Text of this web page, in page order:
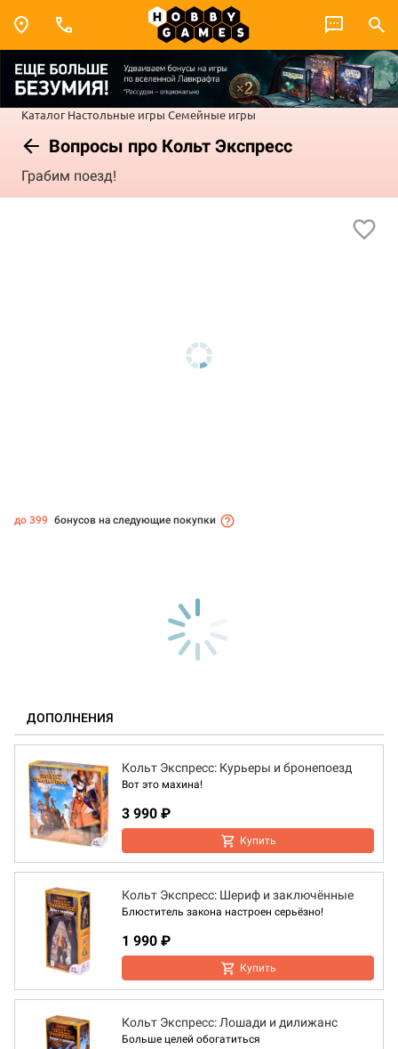
Каталог Настольные игры Семейные игры
Вопросы про Кольт Экспресс
Грабим поезд!
до 399 бонусов на следующие покупки
ДОПОЛНЕНИЯ
Кольт Экспресс: Курьеры и бронепоезд
Вот это махина!
3 990 ₽
Купить
Кольт Экспресс: Шериф и заключённые
Блюститель закона настроен серьёзно!
1 990 ₽
Купить
Кольт Экспресс: Лошади и дилижанс
Больше целей обогатиться